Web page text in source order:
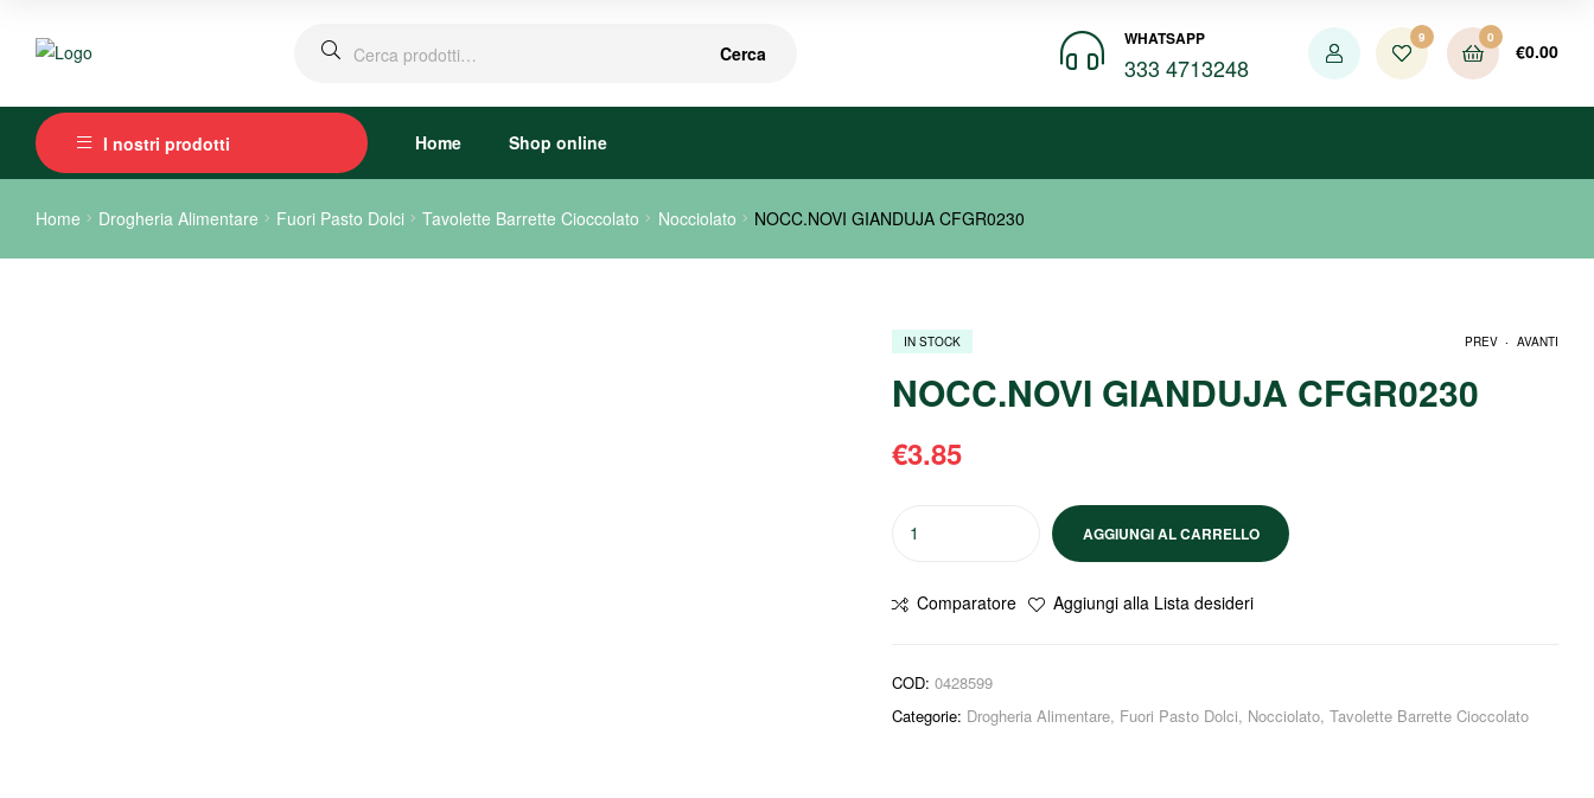
Cerca
WHATSAPP
333 4713248
9 0
€0.00
I nostri prodotti Home Shop online
Home Drogheria Alimentare Fuori Pasto Dolci Tavolette Barrette Cioccolato Nocciolato NOCC.NOVI GIANDUJA CFGR0230
PREV . AVANTI
IN STOCK
NOCC.NOVI GIANDUJA CFGR0230
€3.85
AGGIUNGI AL CARRELLO
Comparatore Aggiungi alla Lista desideri
COD: 0428599
Categorie: Drogheria Alimentare, Fuori Pasto Dolci, Nocciolato, Tavolette Barrette Cioccolato